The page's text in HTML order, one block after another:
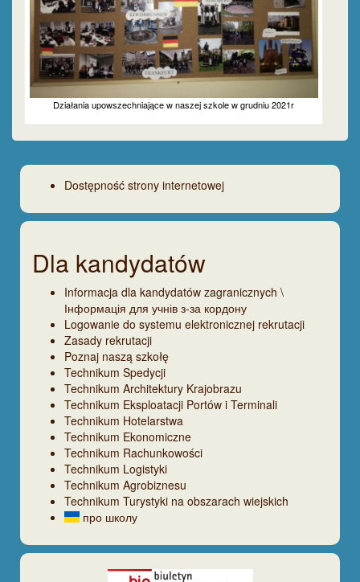
Działania upowszechniające w naszej szkole w grudniu 2021r
Dostępność strony internetowej
Dla kandydatów
Informacja dla kandydatów zagranicznych \
Інформація для учнів з-за кордону
Logowanie do systemu elektronicznej rekrutacji
Zasady rekrutacji
Poznaj naszą szkołę
Technikum Spedycji
Technikum Architektury Krajobrazu
Technikum Eksploatacji Portów i Terminali
Technikum Hotelarstwa
Technikum Ekonomiczne
Technikum Rachunkowości
Technikum Logistyki
Technikum Agrobiznesu
Technikum Turystyki na obszarach wiejskich
про школу